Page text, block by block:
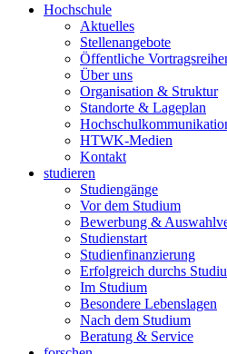
Hochschule
Aktuelles
Stellenangebote
Öffentliche
Über uns
Organisation & Struktur
Standorte & Lageplan
HTWK-Medien
Kontakt
studieren
Studiengänge
Vor dem Studium
Bewerbung &
Studienstart
Studienfinanzierung
Erfolgreich durchs
Im Studium
Besondere Lebenslagen
Nach dem Studium
Beratung & Service